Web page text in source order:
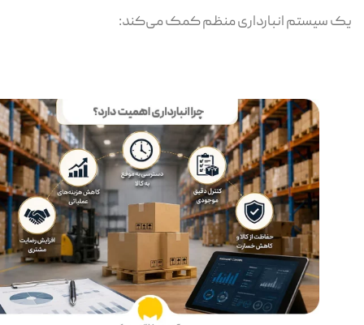
سیستم انبارداری منظم کمک می‌کند: